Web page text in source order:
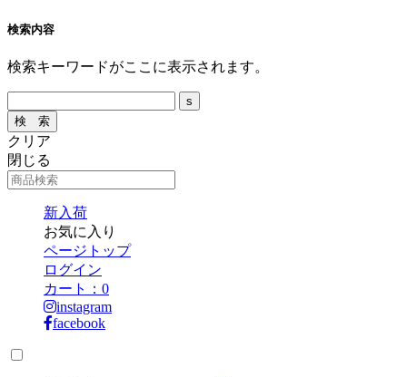
検索内容
検索キーワードがここに表示されます。
クリア
閉じる
新入荷
お気に入り
ページトップ
ログイン
カート： 0
instagram
facebook